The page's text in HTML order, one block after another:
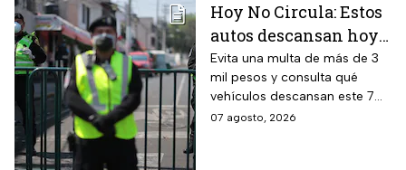
Hoy No Circula: Estos
autos descansan hoy
viernes 7 de agosto en
CDMX y EDOMEX
Evita una multa de más de 3
mil pesos y consulta qué
vehículos descansan este 7
de agosto, los horarios del
07 agosto, 2026